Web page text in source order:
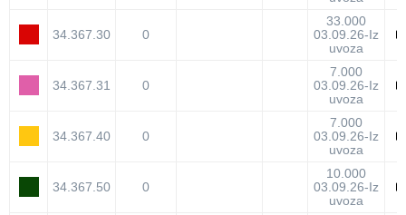
34.367.30 0
33.000
03.09.26-Iz
uvoza
34.367.31 0
7.000
03.09.26-Iz
uvoza
34.367.40 0
7.000
03.09.26-Iz
uvoza
34.367.50 0
10.000
03.09.26-Iz
uvoza